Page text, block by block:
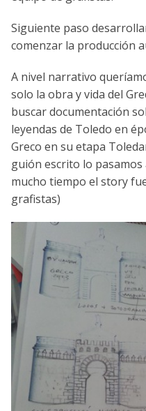
Siguiente paso
comenzar la producción
A nivel narrativo
solo la obra y vida del
buscar documentación
leyendas de Toledo en
Greco en su etapa
guión escrito lo
mucho tiempo el story
grafistas)